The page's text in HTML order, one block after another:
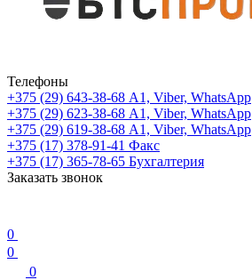
Телефоны
+375 (29) 643-38-68 А1, Viber, WhatsApp
+375 (29) 623-38-68 А1, Viber, WhatsApp
+375 (29) 619-38-68 А1, Viber, WhatsApp
+375 (17) 378-91-41 Факс
+375 (17) 365-78-65 Бухгалтерия
Заказать звонок
0
0
0